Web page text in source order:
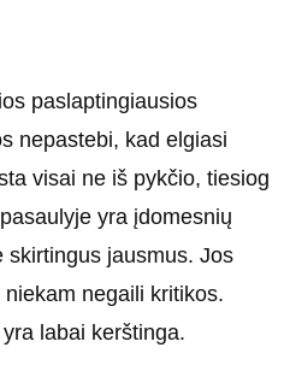
paslaptingiausios
nepastebi, kad elgiasi
visai ne iš pykčio, tiesiog
yra įdomesnių
skirtingus jausmus. Jos
negaili kritikos.
labai kerštinga.